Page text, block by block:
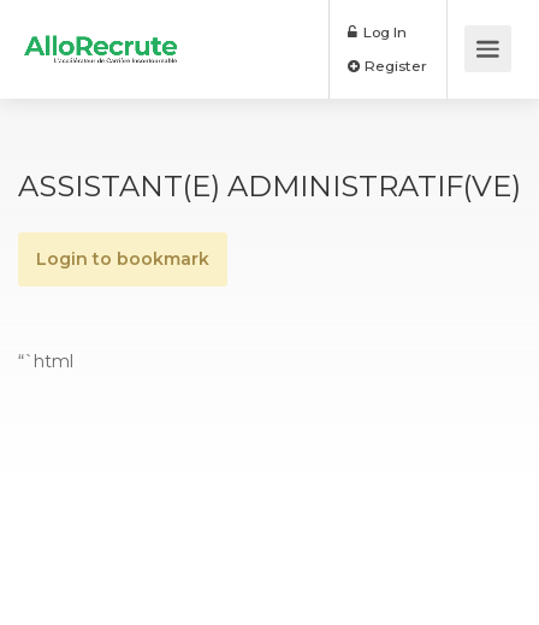
Log In
ASSISTANT(E) ADMINISTRATIF(VE)
Login to bookmark
“`html